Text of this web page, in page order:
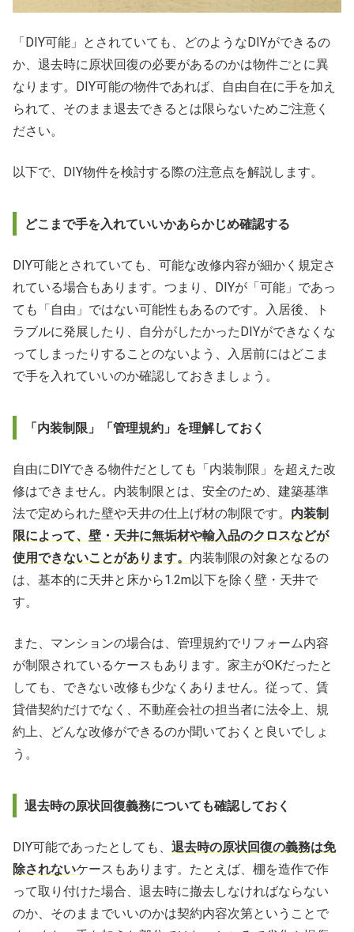
「DIY可能」とされていても、どのようなDIYができるの
か、退去時に原状回復の必要があるのかは物件ごとに異
なります。DIY可能の物件であれば、自由自在に手を加え
られて、そのまま退去できるとは限らないためご注意く
ださい。
以下で、DIY物件を検討する際の注意点を解説します。
どこまで手を入れていいかあらかじめ確認する
DIY可能とされていても、可能な改修内容が細かく規定さ
れている場合もあります。つまり、DIYが「可能」であっ
ても「自由」ではない可能性もあるのです。入居後、ト
ラブルに発展したり、自分がしたかったDIYができなくな
ってしまったりすることのないよう、入居前にはどこま
で手を入れていいのか確認しておきましょう。
「内装制限」「管理規約」を理解しておく
自由にDIYできる物件だとしても「内装制限」を超えた改
修はできません。内装制限とは、安全のため、建築基準
法で定められた壁や天井の仕上げ材の制限です。 内装制
限によって、壁・天井に無垢材や輸入品のクロスなどが
使用できないことがあります。 内装制限の対象となるの
は、基本的に天井と床から1.2m以下を除く壁・天井で
す。
また、マンションの場合は、管理規約でリフォーム内容
が制限されているケースもあります。家主がOKだったと
しても、できない改修も少なくありません。従って、賃
貸借契約だけでなく、不動産会社の担当者に法令上、規
約上、どんな改修ができるのか聞いておくと良いでしょ
う。
退去時の原状回復義務についても確認しておく
DIY可能であったとしても、退去時の原状回復の義務は免
除されないケースもあります。たとえば、棚を造作で作
って取り付けた場合、退去時に撤去しなければならない
のか、そのままでいいのかは契約内容次第ということで